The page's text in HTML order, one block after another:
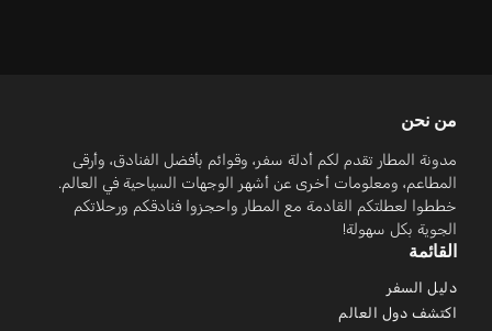
من نحن
مدونة المطار تقدم لكم أدلة سفر، وقوائم بأفضل الفنادق، وأرقى
المطاعم، ومعلومات أخرى عن أشهر الوجهات السياحية في العالم.
خططوا لعطلتكم القادمة مع المطار واحجزوا فنادقكم ورحلاتكم
الجوية بكل سهولة!
القائمة
دليل السفر
اكتشف دول العالم